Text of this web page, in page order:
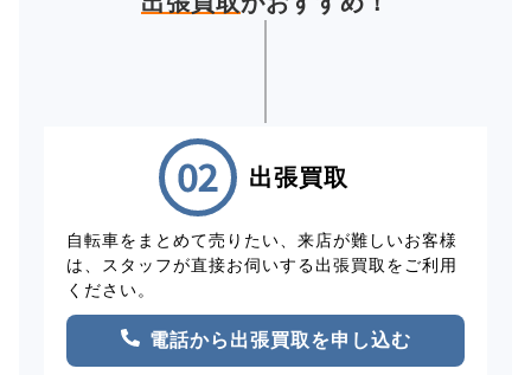
出張買取
自転車をまとめて売りたい、来店が難しいお客様
は、スタッフが直接お伺いする出張買取をご利用
ください。
電話から出張買取を申し込む